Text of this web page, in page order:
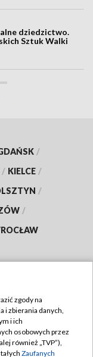
dziedzictwo.
Sztuk Walki
/
/ KIELCE /
/
/
zgody na
i zbierania danych,
i ich
osobowych przez
również „TVP”),
Zaufanych